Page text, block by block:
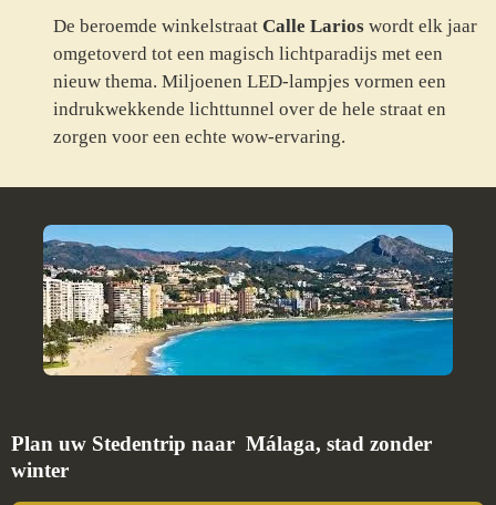
De beroemde winkelstraat Calle Larios wordt elk jaar
omgetoverd tot een magisch lichtparadijs met een
nieuw thema. Miljoenen LED-lampjes vormen een
indrukwekkende lichttunnel over de hele straat en
zorgen voor een echte wow-ervaring.
Plan uw Stedentrip naar Málaga, stad zonder
winter